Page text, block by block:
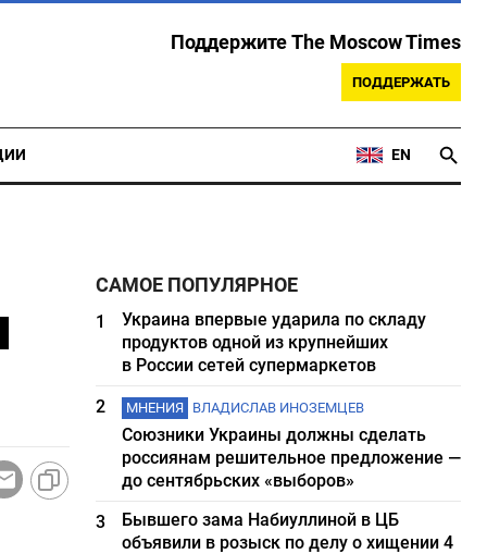
Поддержите The Moscow Times
ПОДДЕРЖАТЬ
EN
САМОЕ ПОПУЛЯРНОЕ
1
Украина впервые ударила по складу
продуктов одной из крупнейших
в России сетей супермаркетов
2
МНЕНИЯ ВЛАДИСЛАВ ИНОЗЕМЦЕВ
Союзники Украины должны сделать
россиянам решительное предложение —
до сентябрьских «выборов»
3
Бывшего зама Набиуллиной в ЦБ
объявили в розыск по делу о хищении 4